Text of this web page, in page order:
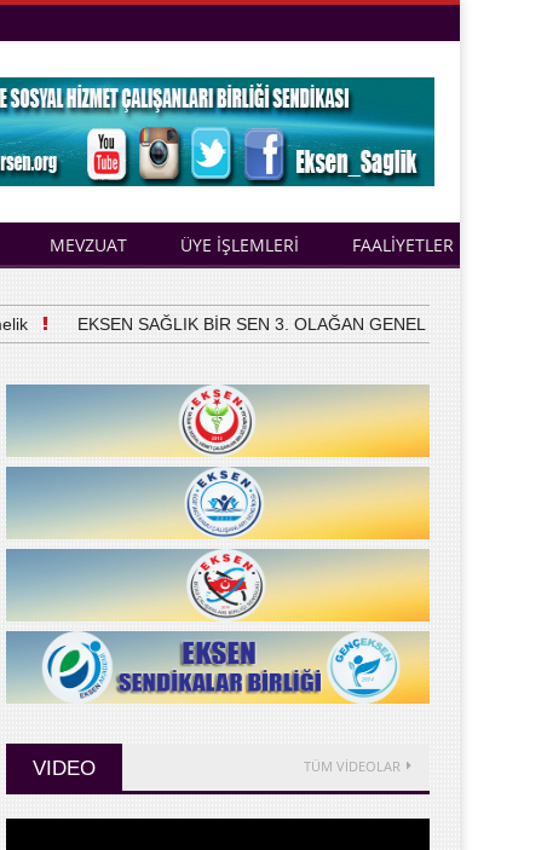
MEVZUAT ÜYE İŞLEMLERİ FAALİYETLER
EKSEN SAĞLIK BİR SEN 3. OLAĞAN GENEL KURULUNU YAPTI
VIDEO TÜM VİDEOLAR